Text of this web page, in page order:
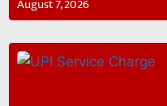
August 7, 2026